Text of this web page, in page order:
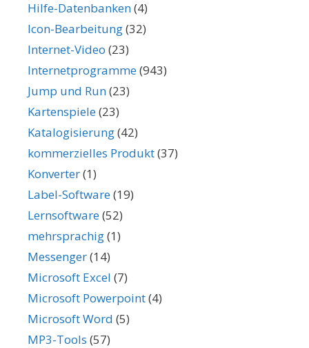
Hilfe-Datenbanken(4)
Icon-Bearbeitung(32)
Internet-Video (23)
Internetprogramme(943)
Jump und Run(23)
Kartenspiele(23)
Katalogisierung(42)
kommerzielles Produkt(37)
Konverter(1)
Label-Software(19)
Lernsoftware(52)
mehrsprachig(1)
Messenger(14)
Microsoft Excel (7)
Microsoft Powerpoint(4)
Microsoft Word (5)
MP3-Tools (57)